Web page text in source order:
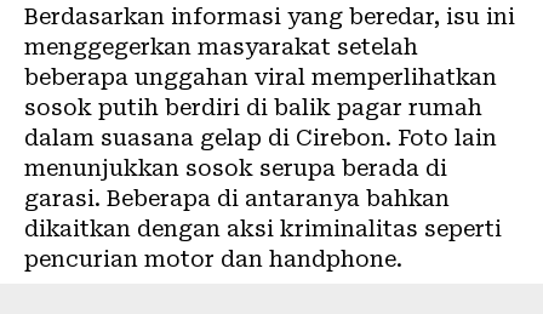
Berdasarkan informasi yang beredar, isu ini
menggegerkan masyarakat setelah
beberapa unggahan viral memperlihatkan
sosok putih berdiri di balik pagar rumah
dalam suasana gelap di Cirebon. Foto lain
menunjukkan sosok serupa berada di
garasi. Beberapa di antaranya bahkan
dikaitkan dengan aksi kriminalitas seperti
pencurian motor dan handphone.